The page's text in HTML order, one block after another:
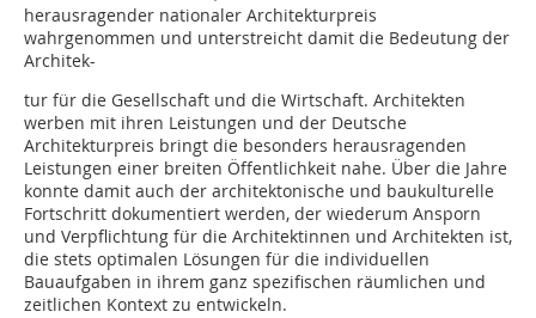
herausragender nationaler Architekturpreis
wahrgenommen und unterstreicht damit die Bedeutung der
Architek-
tur für die Gesellschaft und die Wirtschaft. Architekten
werben mit ihren Leistungen und der Deutsche
Architekturpreis bringt die besonders herausragenden
Leistungen einer breiten Öffentlichkeit nahe. Über die Jahre
konnte damit auch der architektonische und baukulturelle
Fortschritt dokumentiert werden, der wiederum Ansporn
und Verpflichtung für die Architektinnen und Architekten ist,
die stets optimalen Lösungen für die individuellen
Bauaufgaben in ihrem ganz spezifischen räumlichen und
zeitlichen Kontext zu entwickeln.